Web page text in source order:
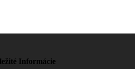
Informácie